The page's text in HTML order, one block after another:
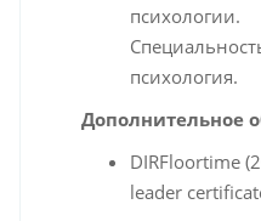
психологии.
психология.
Дополнительное
DIRFloortime
leader